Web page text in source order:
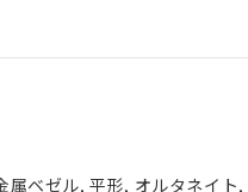
ベゼル, 平形, オルタネイト